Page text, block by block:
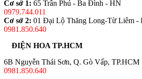
Cơ sở 1: 65 Trần Phú - Ba Đình - HN
0979.744.011
Cơ sở 2: 01 Đại Lộ Thăng Long-Từ Liêm -
0981.850.640
ĐIỆN HOA TP.HCM
6B Nguyễn Thái Sơn, Q. Gò Vấp, TP.HCM
0981.850.640